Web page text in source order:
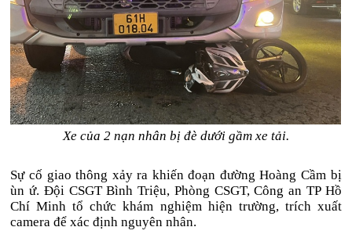
Xe của 2 nạn nhân bị đè dưới gầm xe tải.
Sự cố giao thông xảy ra khiến đoạn đường Hoàng Cầm bị
ùn ứ. Đội CSGT Bình Triệu, Phòng CSGT, Công an TP Hồ
Chí Minh tổ chức khám nghiệm hiện trường, trích xuất
camera để xác định nguyên nhân.